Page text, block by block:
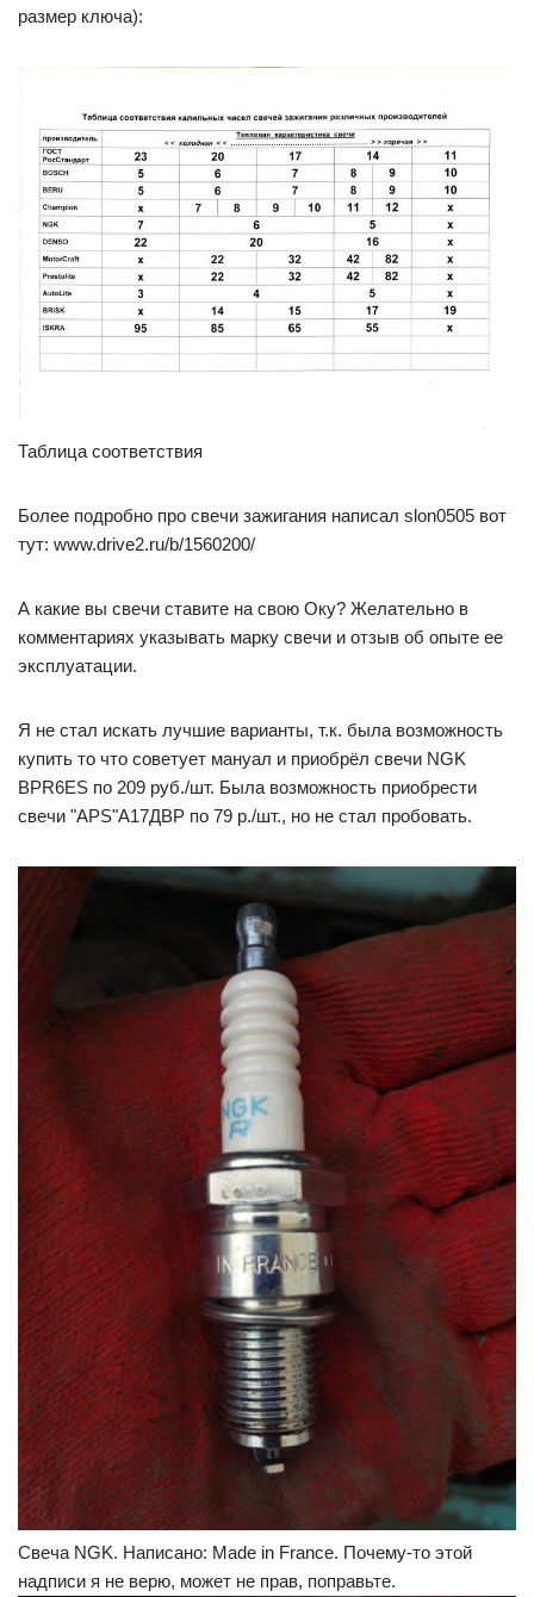
размер ключа):
Таблица соответствия
Более подробно про свечи зажигания написал slon0505 вот
тут: www.drive2.ru/b/1560200/
А какие вы свечи ставите на свою Оку? Желательно в
комментариях указывать марку свечи и отзыв об опыте ее
эксплуатации.
Я не стал искать лучшие варианты, т.к. была возможность
купить то что советует мануал и приобрёл свечи NGK
BPR6ES по 209 руб./шт. Была возможность приобрести
свечи "АРS"А17ДВР по 79 р./шт., но не стал пробовать.
Свеча NGK. Написано: Made in France. Почему-то этой
надписи я не верю, может не прав, поправьте.